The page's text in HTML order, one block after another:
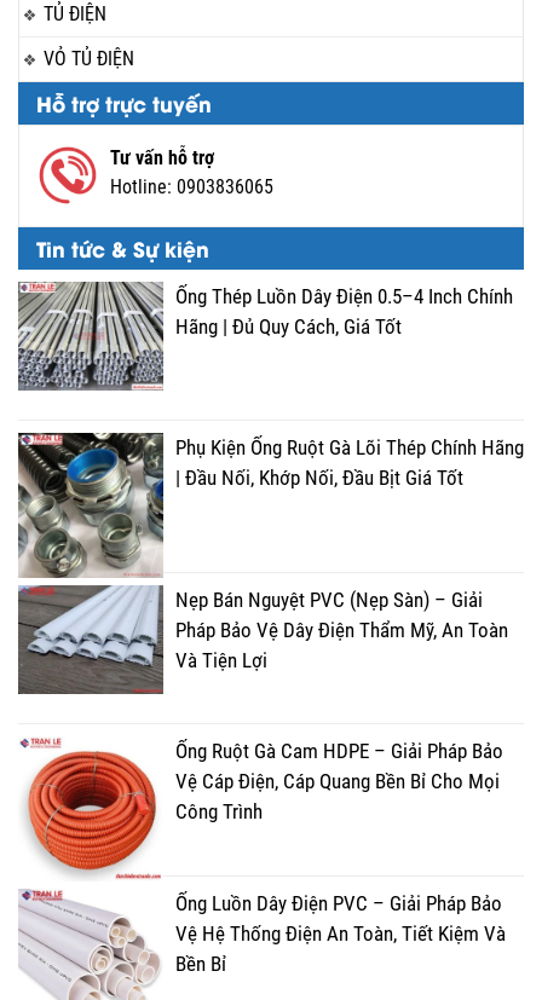
TỦ ĐIỆN
VỎ TỦ ĐIỆN
Hỗ trợ trực tuyến
Tư vấn hỗ trợ
Hotline: 0903836065
Tin tức & Sự kiện
Ống Thép Luồn Dây Điện 0.5–4 Inch Chính
Hãng | Đủ Quy Cách, Giá Tốt
Phụ Kiện Ống Ruột Gà Lõi Thép Chính Hãng
| Đầu Nối, Khớp Nối, Đầu Bịt Giá Tốt
Nẹp Bán Nguyệt PVC (Nẹp Sàn) – Giải
Pháp Bảo Vệ Dây Điện Thẩm Mỹ, An Toàn
Và Tiện Lợi
Ống Ruột Gà Cam HDPE – Giải Pháp Bảo
Vệ Cáp Điện, Cáp Quang Bền Bỉ Cho Mọi
Công Trình
Ống Luồn Dây Điện PVC – Giải Pháp Bảo
Vệ Hệ Thống Điện An Toàn, Tiết Kiệm Và
Bền Bỉ